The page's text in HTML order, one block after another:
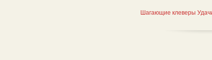
Шагающие клеверы